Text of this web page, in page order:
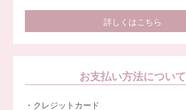
詳しくはこちら
お支払い方法について
・クレジットカード